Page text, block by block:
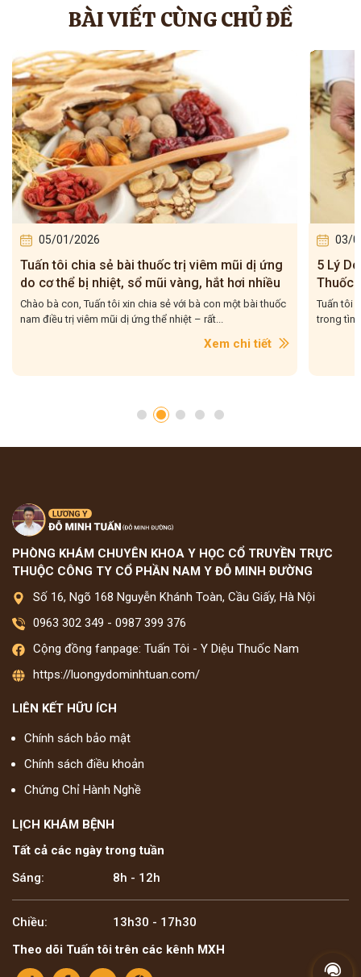
BÀI VIẾT CÙNG CHỦ ĐỀ
03/01/2026
5 Lý Do Thuyết Phục Bà Con Tin Dùng Bài
Thuốc Chữa Viêm Họng, Viêm Amidan Của
Tuấn Tôi
Tuấn tôi gặp rất nhiều bà con bị viêm họng, viêm amidan
trong tình trạng bệnh cứ đỡ rồi lại tái phát. Có người đã...
Xem chi tiết
03/
Tại
Thuốc
Đường
Viêm
đơn
PHÒNG KHÁM CHUYÊN KHOA Y HỌC CỔ TRUYỀN TRỰC
THUỘC CÔNG TY CỔ PHẦN NAM Y ĐỖ MINH ĐƯỜNG
Số 16, Ngõ 168 Nguyễn Khánh Toàn, Cầu Giấy, Hà Nội
0963 302 349 - 0987 399 376
Cộng đồng fanpage: Tuấn Tôi - Y Diệu Thuốc Nam
https://luongydominhtuan.com/
LIÊN KẾT HỮU ÍCH
Chính sách bảo mật
Chính sách điều khoản
Chứng Chỉ Hành Nghề
LỊCH KHÁM BỆNH
Tất cả các ngày trong tuần
Sáng:
8h - 12h
Chiều:
13h30 - 17h30
Theo dõi Tuấn tôi trên các kênh MXH